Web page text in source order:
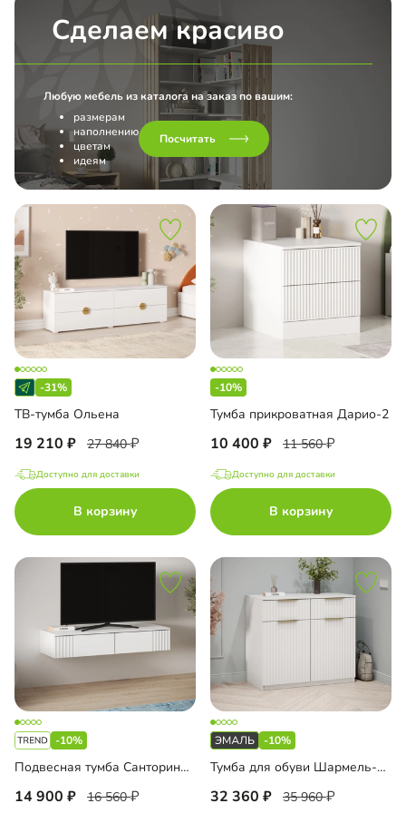
Сделаем красиво
Любую мебель из каталога на заказ по вашим:
размерам
наполнению
цветам
идеям
Посчитать
-31%
ТВ-тумба Ольена
19 210 27 840
Доступно для доставки
В корзину
-10%
Тумба прикроватная Дарио-2
10 400 11 560
Доступно для доставки
В корзину
-10%
Подвесная тумба Санторини-2 Лайф
14 900 16 560
-10%
Тумба для обуви Шармель-2 Лайф Эмаль
32 360 35 960